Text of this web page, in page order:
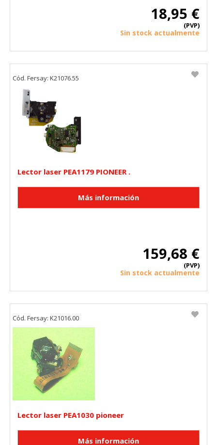
18,95 €
(PVP)
Sin stock actualmente
Lector laser PEA1179 PIONEER .
159,68 €
(PVP)
Sin stock actualmente
Cód. Fersay: K21076.55
Lector laser PEA1030 pioneer
Cód. Fersay: K21016.00
HABILITAR TODO RECHAZAR TODO
Cookies necesarias
Estas cookies son necesarias para que el sitio web
funcione y no se pueden desactivar en nuestros sistemas.
Puede configurar su navegador para bloquear o alertar
sobre estas cookies, pero alguna áreas del sitio no
funcionarán. Estas cookies no almacenan ninguna
información de identificación personal.
COOKIELEGALFERSAY, VSF904, PHPSESSID, wp-settings-1,
wp-settings-time-1, _evCo, _evCoLT